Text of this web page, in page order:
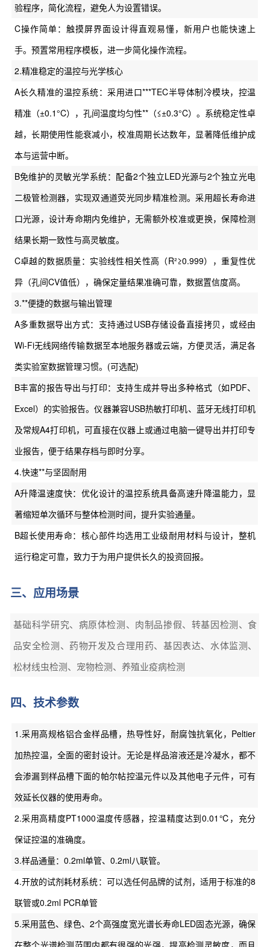
验程序，简化流程，避免人为设置错误。
C操作简单：触摸屏界面设计得直观易懂，新用户也能快速上
手。预置常用程序模板，进一步简化操作流程。
2.精准稳定的温控与光学核心
A长久精准的温控系统：采用进口***TEC半导体制冷模块，控温
精准（±0.1°C），孔间温度均匀性**（≤±0.3°C）。系统稳定性卓
越，长期使用性能衰减小，校准周期长达数年，显著降低维护成
本与运营中断。
B免维护的灵敏光学系统：配备2个独立LED光源与2个独立光电
二极管检测器，实现双通道荧光同步精准检测。采用超长寿命进
口光源，设计寿命期内免维护，无需额外校准或更换，保障检测
结果长期一致性与高灵敏度。
C卓越的数据质量：实验线性相关性高（R²≥0.999），重复性优
异（孔间CV值低），确保定量结果准确可靠，数据置信度高。
3.**便捷的数据与输出管理
A多重数据导出方式：支持通过USB存储设备直接拷贝，或经由
Wi-Fi无线网络传输数据至本地服务器或云端，方便灵活，满足各
类实验室数据管理习惯。(可选配)
B丰富的报告导出与打印：支持生成并导出多种格式（如PDF、
Excel）的实验报告。仪器兼容USB热敏打印机、蓝牙无线打印机
及常规A4打印机，可直接在仪器上或通过电脑一键导出并打印专
业报告，便于结果存档与即时分享。
4.快速**与坚固耐用
A升降温速度快：优化设计的温控系统具备高速升降温能力，显
著缩短单次循环与整体检测时间，提升实验通量。
B超长使用寿命：核心部件均选用工业级耐用材料与设计，整机
运行稳定可靠，致力于为用户提供长久的投资回报。
三、应用场景
基础科学研究、病原体检测、肉制品掺假、转基因检测、食
品安全检测、药物开发及合理用药、基因表达、水体监测、
松材线虫检测、宠物检测、养殖业疫病检测
四、技术参数
1.采用高规格铝合金样品槽，热导性好，耐腐蚀抗氧化，Peltier
加热控温，全面的密封设计。无论是样品溶液还是冷凝水，都不
会渗漏到样品槽下面的帕尔帖控温元件以及其他电子元件，可有
效延长仪器的使用寿命。
2.采用高精度PT1000温度传感器，控温精度达到0.01℃，充分
保证控温的准确度。
3.样品通量：0.2ml单管、0.2ml八联管。
4.开放的试剂耗材系统：可以选任何品牌的试剂，适用于标准的8
联管或0.2ml PCR单管
5.采用蓝色、绿色、2个高强度宽光谱长寿命LED固态光源，确保